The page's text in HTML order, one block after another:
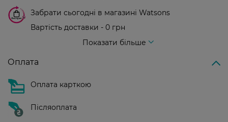
Забрати сьогодні в магазині Watsons
Вартість доставки - 0 грн
Показати більше
Оплата
Оплата карткою
Післяоплата